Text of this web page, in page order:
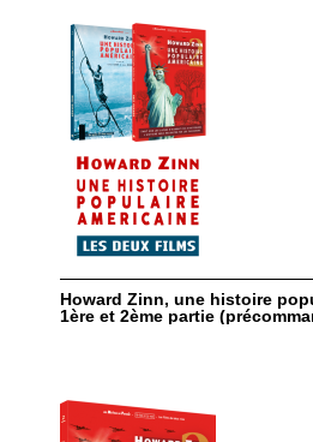
Howard Zinn, une histoire
1ère et 2ème partie